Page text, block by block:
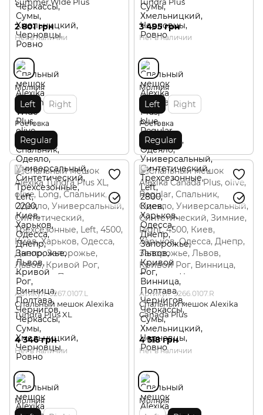
2 801 грн
Нет в наличии
Молния
Left Right
Ростовка
Regular
3 495 грн
Нет в наличии
Молния
Left Right
Ростовка
Regular
Артикул: 9267.0107.L
Спальный мешок Alexika
Tundra Plus XL
4 346 грн
Нет в наличии
Молния
Артикул: 9266.0107.R
Спальный мешок Alexika
Canada Plus
4 518 грн
Нет в наличии
Молния